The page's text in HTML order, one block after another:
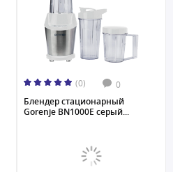
(0) 0
Блендер стационарный
Gorenje BN1000E серый...